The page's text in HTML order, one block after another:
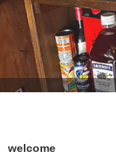
welcome